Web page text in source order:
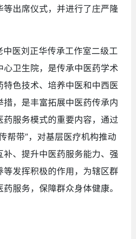
等出席仪式，并进行了庄严隆
中医刘正华传承工作室二级工
心卫生院，是传承中医药学术
特色技术、培养中医和中西医
措，是丰富拓展中医药传承内
药服务模式的重要内容，通过
帮带”，对基层医疗机构推动
补、提升中医药服务能力、强
等发挥积极的作用，为辖区群
服务，保障群众身体健康。